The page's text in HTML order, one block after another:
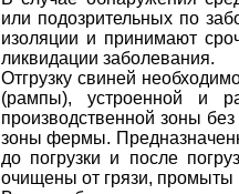
или подозрительных по
изоляции и принимают
ликвидации заболевания.
Отгрузку свиней
(рампы), устроенной и
производственной зоны
зоны фермы.
до погрузки и после
очищены от грязи,